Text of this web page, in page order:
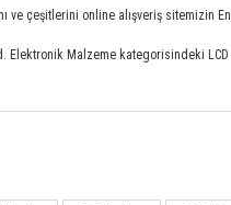
ve çeşitlerini online alışveriş sitemizin
Malzeme kategorisindeki